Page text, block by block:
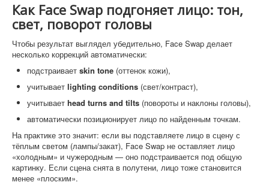
Как Face Swap подгоняет лицо: тон,
свет, поворот головы
Чтобы результат выглядел убедительно, Face Swap делает
несколько коррекций автоматически:
подстраивает skin tone (оттенок кожи),
учитывает lighting conditions (свет/контраст),
учитывает head turns and tilts (повороты и наклоны головы),
автоматически позиционирует лицо по найденным точкам.
На практике это значит: если вы подставляете лицо в сцену с
тёплым светом (лампы/закат), Face Swap не оставляет лицо
«холодным» и чужеродным — оно подстраивается под общую
картинку. Если сцена снята в полутени, лицо тоже становится
менее «плоским».